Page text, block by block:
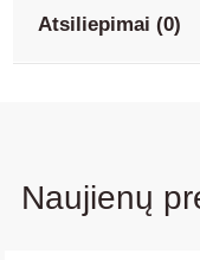
Atsiliepimai (0)
Naujienų